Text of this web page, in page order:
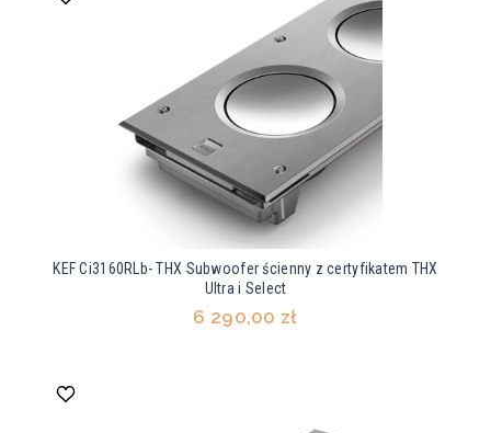
KEF Ci3160RLb- THX Subwoofer ścienny z certyfikatem THX
Ultra i Select
6 290,00 zł